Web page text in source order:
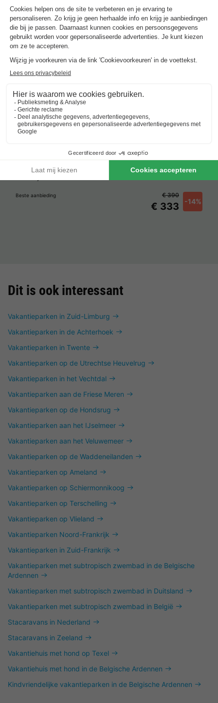
Frankrijk - Poitou-charentes - Morton
Beste aanbieding
-14%
€ 390
Verblijven met zwembad rond
Morton.
Beste aanbieding voor 3 overnachtingen
Center Parcs Le Bois aux Daims
Beste aanbieding
€ 333 -14%
€ 390
Dit is ook interessant
Vakantieparken in Zuid-Limburg
Vakantieparken in de Achterhoek
Vakantieparken in Twente
Vakantieparken op de Utrechtse Heuvelrug
Vakantieparken in het Vechtdal
Vakantieparken aan de Friese Meren
Vakantieparken op de Hondsrug
Vakantieparken aan het IJselmeer
Vakantieparken aan het Veluwemeer
Vakantieparken op de Waddeneilanden
Vakantieparken op Ameland
Vakantieparken op Schiermonnikoog
Vakantieparken op Terschelling
Vakantieparken op Vlieland
Vakantieparken Noord-Frankrijk
Vakantieparken in Zuid-Frankrijk
Vakantieparken met subtropisch zwembad in de Belgische
Ardennen
Vakantieparken met subtropisch zwembad in Duitsland
Vakantieparken met subtropisch zwembad in België
Stacaravans in Nederland
Stacaravans in Zeeland
Vakantiehuis met hond op Texel
Vakantiehuis met hond in de Belgische Ardennen
Kindvriendelijke vakantieparken in de Belgische Ardennen